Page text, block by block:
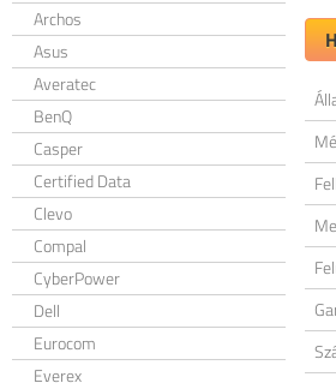
Archos
Asus
Averatec
BenQ
Casper
Certified Data
Clevo
Compal
CyberPower
Dell
Eurocom
Everex